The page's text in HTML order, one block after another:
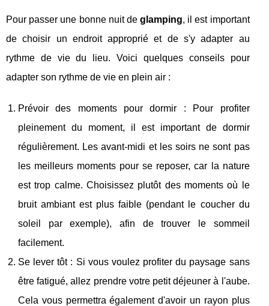
Pour passer une bonne nuit deglamping, il est important
de choisir un endroit approprié et de s'y adapter au
rythme de vie du lieu. Voici quelques conseils pour
adapter son rythme de vie en plein air :
Prévoir des moments pour dormir : Pour profiter
pleinement du moment, il est important de dormir
régulièrement. Les avant-midi et les soirs ne sont pas
les meilleurs moments pour se reposer, car la nature
est trop calme. Choisissez plutôt des moments où le
bruit ambiant est plus faible (pendant le coucher du
soleil par exemple), afin de trouver le sommeil
facilement.
Se lever tôt : Si vous voulez profiter du paysage sans
être fatigué, allez prendre votre petit déjeuner à l'aube.
Cela vous permettra également d'avoir un rayon plus